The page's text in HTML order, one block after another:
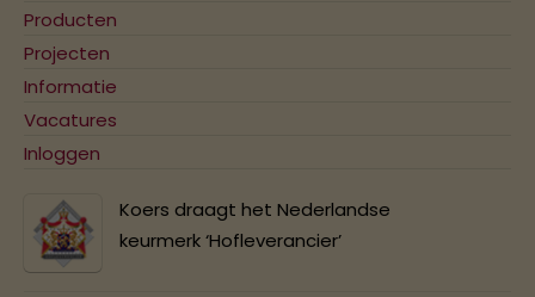
Producten
Projecten
Informatie
Vacatures
Inloggen
Koers draagt het Nederlandse
keurmerk ‘Hofleverancier’